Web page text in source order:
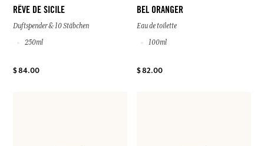
RÊVE DE SICILE
Duftspender & 10 Stäbchen
250ml
$ 84.00
BEL ORANGER
Eau de toilette
100ml
$ 82.00